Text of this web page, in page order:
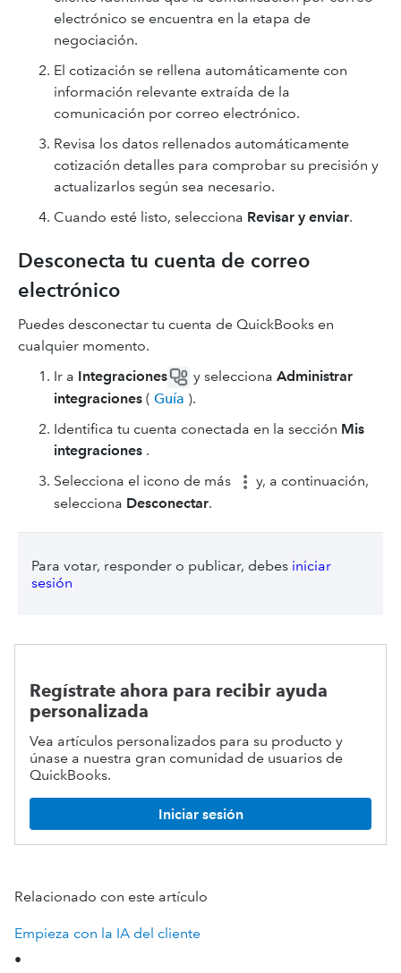
electrónico se encuentra en la etapa de
negociación.
El cotización se rellena automáticamente con
información relevante extraída de la
comunicación por correo electrónico.
Revisa los datos rellenados automáticamente
cotización detalles para comprobar su precisión y
actualizarlos según sea necesario.
Cuando esté listo, selecciona Revisar y enviar.
Desconecta tu cuenta de correo
electrónico
Puedes desconectar tu cuenta de QuickBooks en
cualquier momento.
Ir a Integraciones y selecciona Administrar
integraciones ( Guía ).
Identifica tu cuenta conectada en la sección Mis
integraciones .
Selecciona el icono de más
y, a continuación,
selecciona Desconectar.
Para votar, responder o publicar, debes iniciar
sesión
Regístrate ahora para recibir ayuda
personalizada
Vea artículos personalizados para su producto y
únase a nuestra gran comunidad de usuarios de
QuickBooks.
Iniciar sesión
Relacionado con este artículo
Empieza con la IA del cliente
•